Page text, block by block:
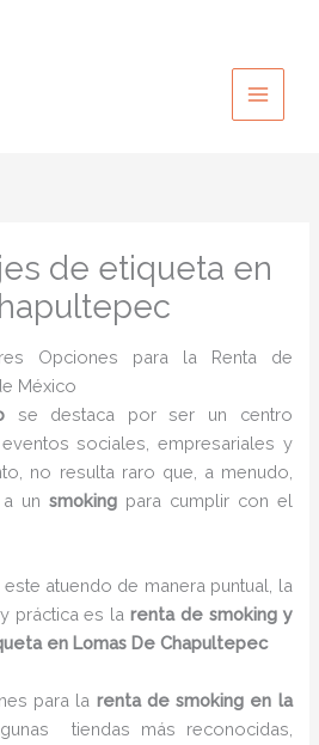
de etiqueta en
Opciones para la Renta de
México
se destaca por ser un centro
sociales, empresariales y
no resulta raro que, a menudo,
un smokingpara cumplir con el
atuendo de manera puntual, la
práctica es larenta de smoking y
en Lomas De Chapultepec
para la renta de smoking en la
tiendas más reconocidas,